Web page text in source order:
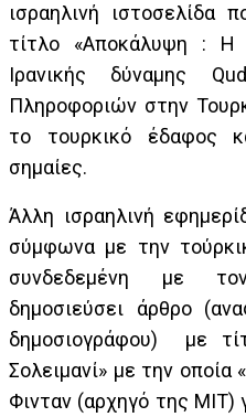
ισραηλινή ιστοσελίδα
τίτλο «Αποκάλυψη : Η
Ιρανικής δύναμης
Πληροφοριών στην
το τουρκικό έδαφος
σημαίες.
Άλλη ισραηλινή
σύμφωνα με την
συνδεδεμένη με
δημοσιεύσει άρθρο
δημοσιογράφου) με
Σολειμανί» με την οποία
Φινταν (αρχηγό της